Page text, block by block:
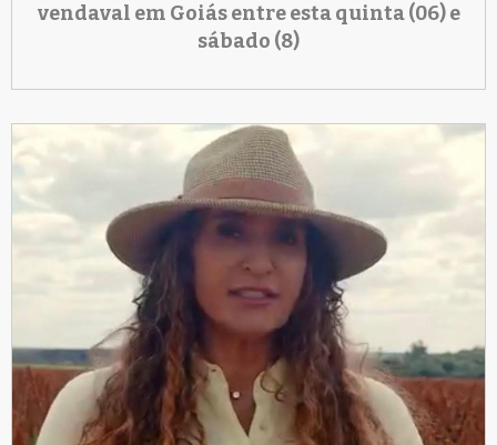
vendaval em Goiás entre esta quinta (06) e
sábado (8)